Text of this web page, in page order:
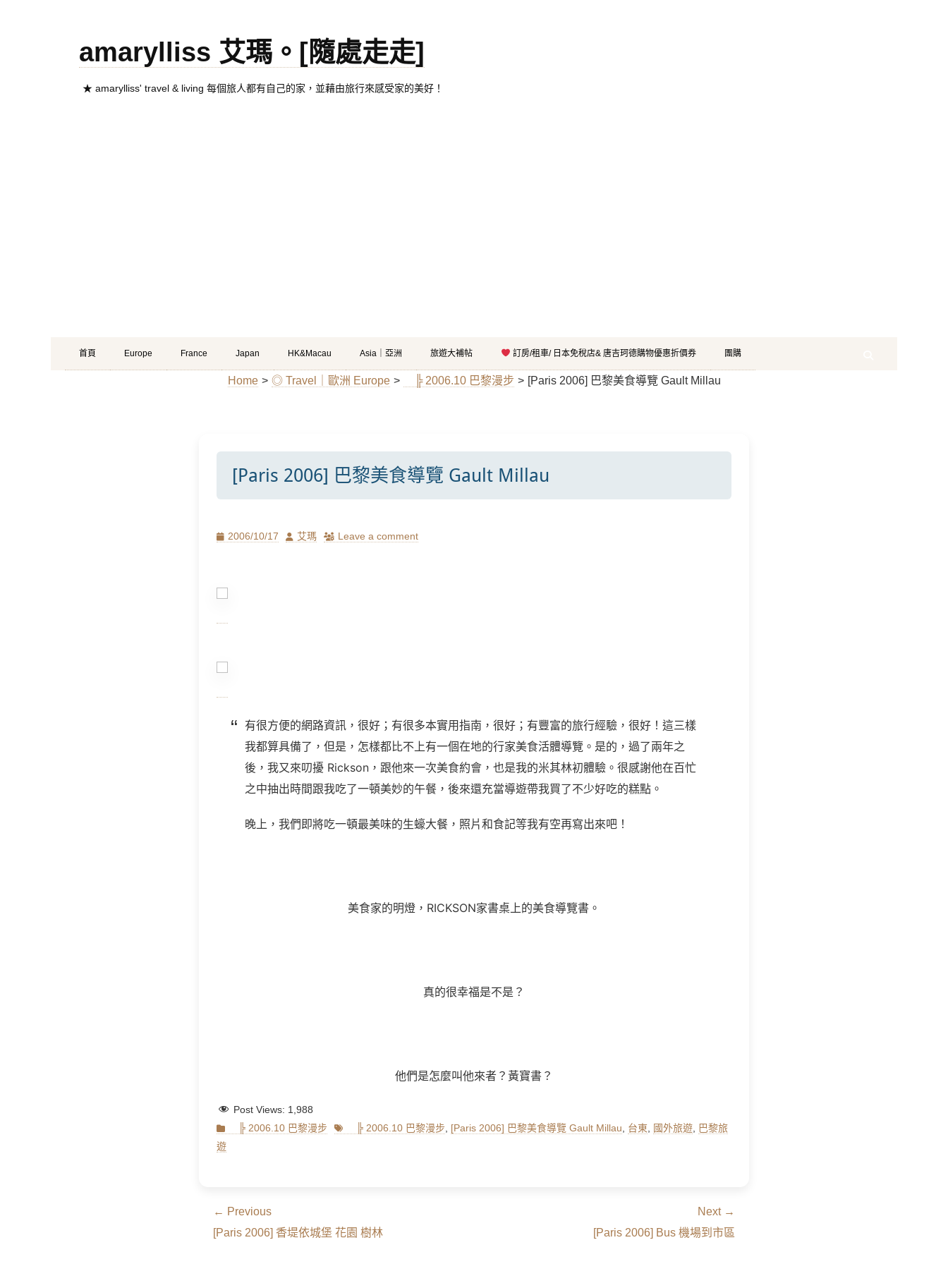
amarylliss 艾瑪。[隨處走走]
★ amarylliss' travel & living 每個旅人都有自己的家，並藉由旅行來感受家的美好！
Primary
Menu
Skip
to
首頁 Europe France Japan HK&Macau Asia｜亞洲 旅遊大補帖 訂房/租車/ 日本免稅店& 唐吉珂德購物優惠折價券 團購
Home > ◎ Travel｜歐洲 Europe > ╠ 2006.10 巴黎漫步 > [Paris 2006] 巴黎美食導覽 Gault Millau
[Paris 2006] 巴黎美食導覽 Gault Millau
Posted
2006/10/17 Author
艾瑪 Leave a comment
有很方便的網路資訊，很好；有很多本實用指南，很好；有豐富的旅行經驗，很好！這三樣
我都算具備了，但是，怎樣都比不上有一個在地的行家美食活體導覽。是的，過了兩年之
後，我又來叨擾 Rickson，跟他來一次美食約會，也是我的米其林初體驗。很感謝他在百忙
之中抽出時間跟我吃了一頓美妙的午餐，後來還充當導遊帶我買了不少好吃的糕點。
晚上，我們即將吃一頓最美味的生蠔大餐，照片和食記等我有空再寫出來吧！
美食家的明燈，RICKSON家書桌上的美食導覽書。
真的很幸福是不是？
他們是怎麼叫他來者？黃寶書？
Post Views: 1,988
Categories
╠ 2006.10 巴黎漫步 Tags ╠ 2006.10 巴黎漫步 [Paris 2006] 巴黎美食導覽 Gault Millau 台東 國外旅遊
巴黎旅
遊
文
章
← Previous
Previous
[Paris 2006] 香堤依城堡 花園 樹林
Next →
[Paris 2006] Bus 機場到市區